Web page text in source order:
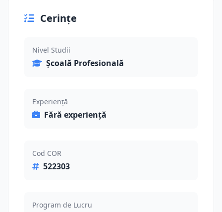
Cerințe
Nivel Studii
Școală Profesională
Experiență
Fără experiență
Cod COR
522303
Program de Lucru